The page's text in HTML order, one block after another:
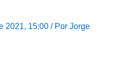
2021, 15:00 / Por Jorge